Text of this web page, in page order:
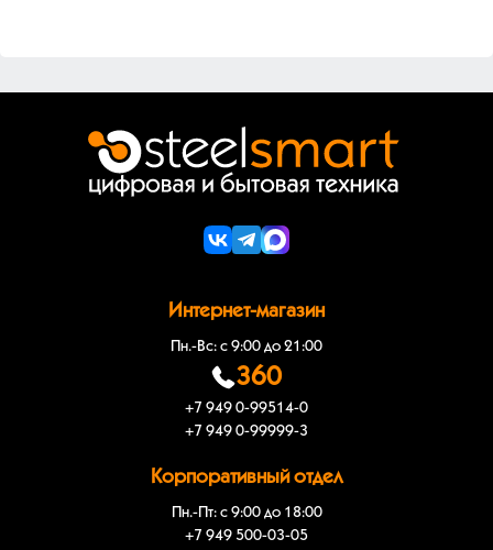
Интернет-магазин
Пн.-Вс: с 9:00 до 21:00
360
+7 949 0-99514-0
+7 949 0-99999-3
Корпоративный отдел
Пн.-Пт: с 9:00 до 18:00
+7 949 500-03-05